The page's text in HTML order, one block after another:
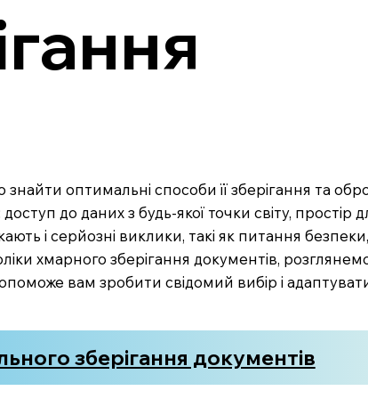
оптимальні способи її зберігання та
до даних з будь-якої точки світу, простір
і серйозні виклики, такі як питання безпеки,
хмарного зберігання документів,
вам зробити свідомий вибір і
зберігання документів